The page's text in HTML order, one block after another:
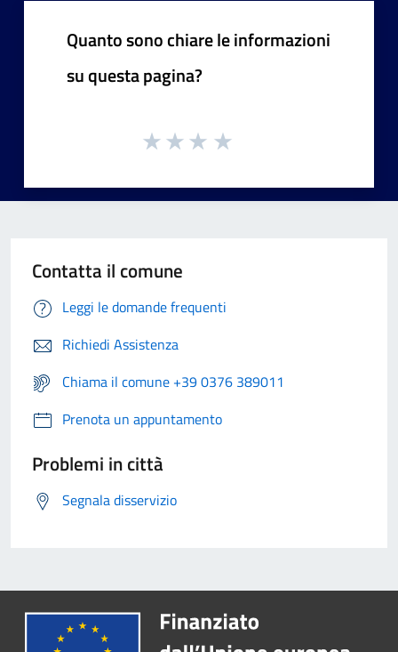
Quanto sono chiare le informazioni
su questa pagina?
Contatta il comune
Leggi le domande frequenti
Richiedi Assistenza
Chiama il comune +39 0376 389011
Prenota un appuntamento
Problemi in città
Segnala disservizio